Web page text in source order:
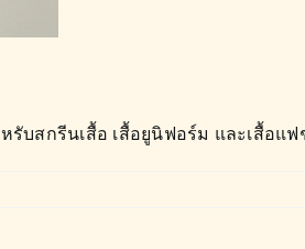
รับสกรีนเสื้อ เสื้อยูนิฟอร์ม และเสื้อแ